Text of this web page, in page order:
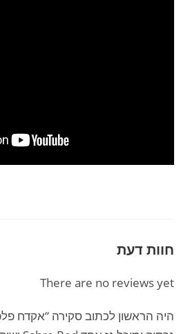
חוות דעת
There are no reviews yet
היה הראשון לכתוב סקירה “אקדח